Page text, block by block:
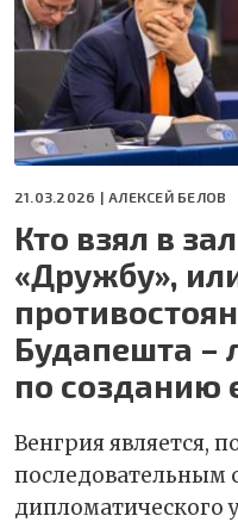
21.03.2026 |АЛЕКСЕЙ БЕЛОВ
Кто взял в
«Дружбу»,
Будапешта –
по созданию
Венгрия является,
последовательным
дипломатического